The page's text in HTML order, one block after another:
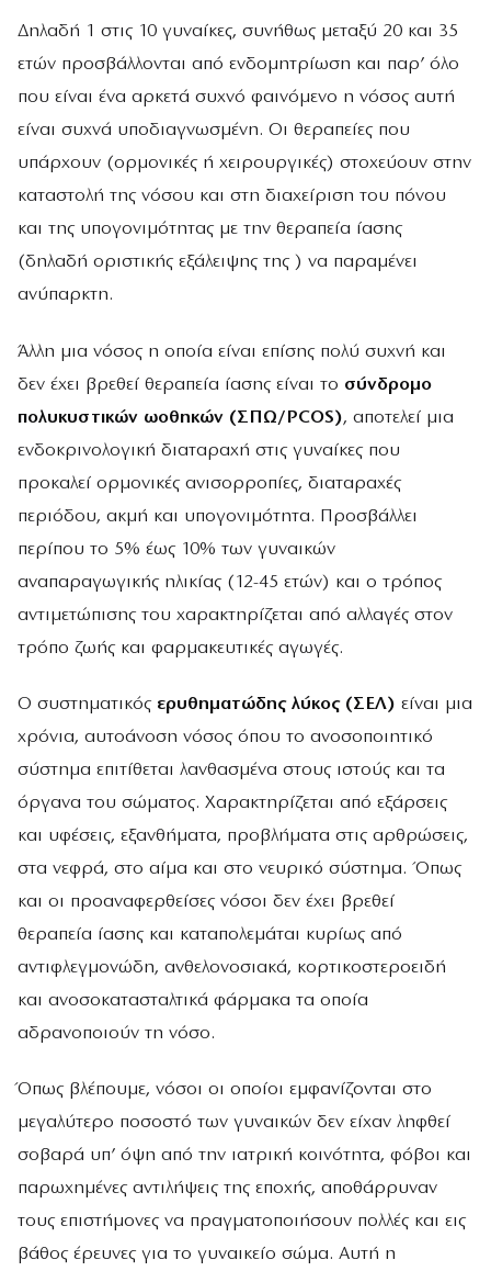
Δηλαδή 1 στις 10 γυναίκες, συνήθως μεταξύ 20 και 35
ετών προσβάλλονται από ενδομητρίωση και παρ’ όλο
που είναι ένα αρκετά συχνό φαινόμενο η νόσος αυτή
είναι συχνά υποδιαγνωσμένη. Οι θεραπείες που
υπάρχουν (ορμονικές ή χειρουργικές) στοχεύουν στην
καταστολή της νόσου και στη διαχείριση του πόνου
και της υπογονιμότητας με την θεραπεία ίασης
(δηλαδή οριστικής εξάλειψης της ) να παραμένει
ανύπαρκτη.
Άλλη μια νόσος η οποία είναι επίσης πολύ συχνή και
δεν έχει βρεθεί θεραπεία ίασης είναι το σύνδρομο
πολυκυστικών ωοθηκών (ΣΠΩ/PCOS), αποτελεί μια
ενδοκρινολογική διαταραχή στις γυναίκες που
προκαλεί ορμονικές ανισορροπίες, διαταραχές
περιόδου, ακμή και υπογονιμότητα. Προσβάλλει
περίπου το 5% έως 10% των γυναικών
αναπαραγωγικής ηλικίας (12-45 ετών) και ο τρόπος
αντιμετώπισης του χαρακτηρίζεται από αλλαγές στον
τρόπο ζωής και φαρμακευτικές αγωγές.
Ο συστηματικός ερυθηματώδης λύκος (ΣΕΛ) είναι μια
χρόνια, αυτοάνοση νόσος όπου το ανοσοποιητικό
σύστημα επιτίθεται λανθασμένα στους ιστούς και τα
όργανα του σώματος. Χαρακτηρίζεται από εξάρσεις
και υφέσεις, εξανθήματα, προβλήματα στις αρθρώσεις,
στα νεφρά, στο αίμα και στο νευρικό σύστημα. Όπως
και οι προαναφερθείσες νόσοι δεν έχει βρεθεί
θεραπεία ίασης και καταπολεμάται κυρίως από
αντιφλεγμονώδη, ανθελονοσιακά, κορτικοστεροειδή
και ανοσοκατασταλτικά φάρμακα τα οποία
αδρανοποιούν τη νόσο.
Όπως βλέπουμε, νόσοι οι οποίοι εμφανίζονται στο
μεγαλύτερο ποσοστό των γυναικών δεν είχαν ληφθεί
σοβαρά υπ’ όψη από την ιατρική κοινότητα, φόβοι και
παρωχημένες αντιλήψεις της εποχής, αποθάρρυναν
τους επιστήμονες να πραγματοποιήσουν πολλές και εις
βάθος έρευνες για το γυναικείο σώμα. Αυτή η